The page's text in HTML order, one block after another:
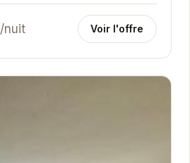
/nuit Voir l'offre